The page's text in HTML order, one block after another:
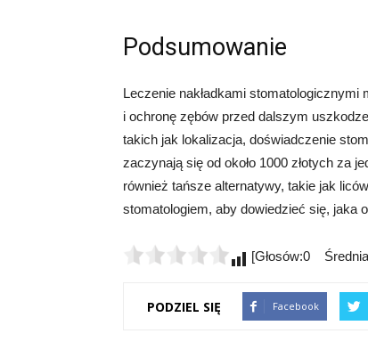
Podsumowanie
Leczenie nakładkami
i ochronę zębów przed dalszym
takich jak lokalizacja, doświadczenie
zaczynają się od około 1000 złotych za
również tańsze alternatywy, takie jak
stomatologiem, aby dowiedzieć się, jaka
[Głosów:0
PODZIEL SIĘ Facebook